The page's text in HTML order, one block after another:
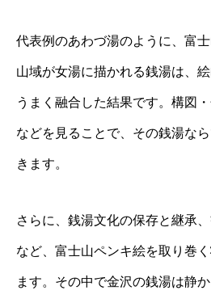
代表例のあわづ湯のように、富
山域が女湯に描かれる銭湯は、
うまく融合した結果です。構図
などを見ることで、その銭湯な
きます。
さらに、銭湯文化の保存と継承
など、富士山ペンキ絵を取り巻
ます。その中で金沢の銭湯は静